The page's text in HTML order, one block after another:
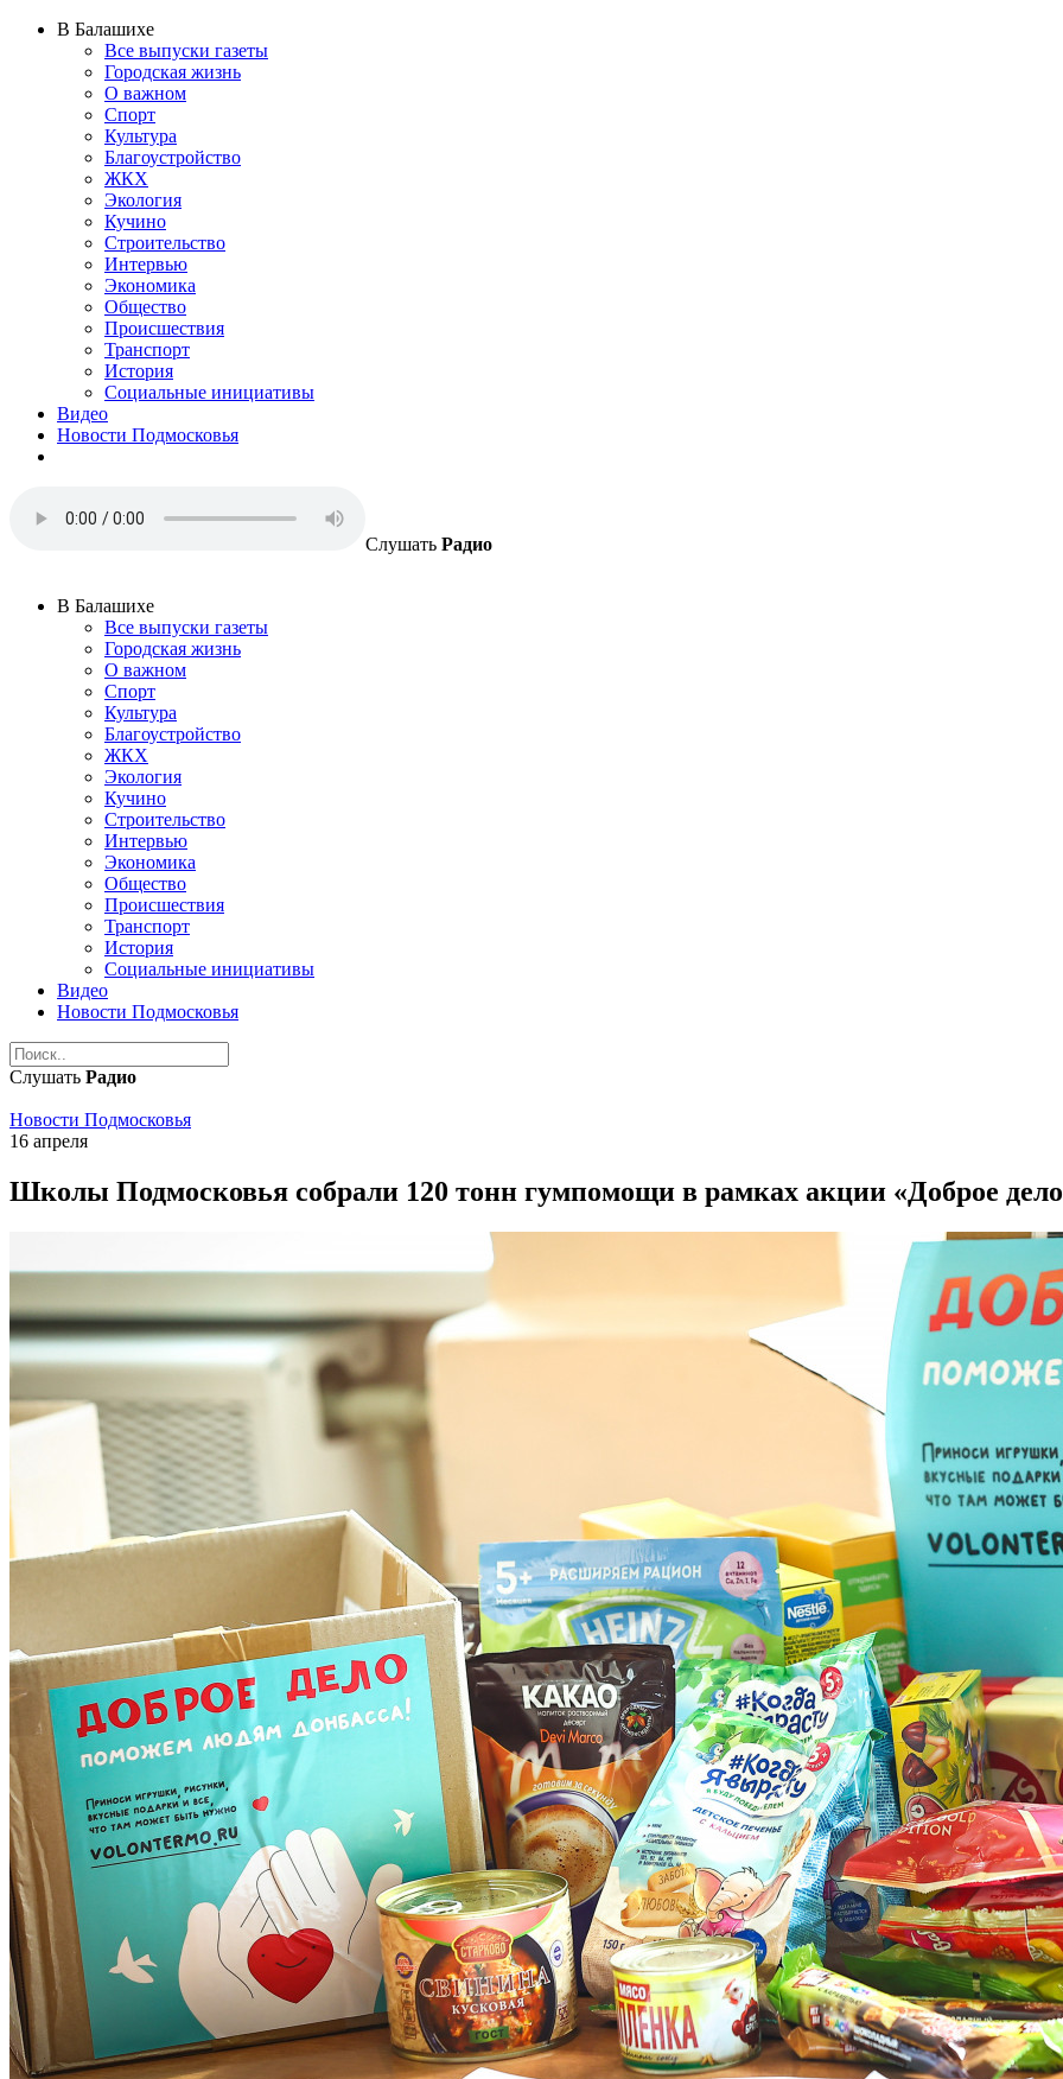
В Балашихе
Все выпуски газеты
Городская жизнь
О важном
Спорт
Культура
Благоустройство
ЖКХ
Экология
Кучино
Строительство
Интервью
Экономика
Общество
Происшествия
Транспорт
История
Социальные инициативы
Видео
Новости Подмосковья
Слушать Радио
В Балашихе
Все выпуски газеты
Городская жизнь
О важном
Спорт
Культура
Благоустройство
ЖКХ
Экология
Кучино
Строительство
Интервью
Экономика
Общество
Происшествия
Транспорт
История
Социальные инициативы
Видео
Новости Подмосковья
Слушать Радио
Новости Подмосковья
16 апреля
Школы Подмосковья собрали 120 тонн гумпомощи в рамках акции «Доброе